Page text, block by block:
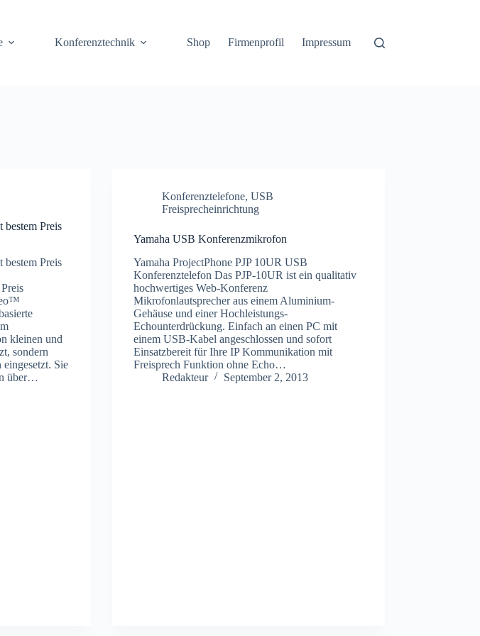
Konferenztechnik Shop Firmenprofil Impressum
bestem Preis
bestem Preis
kleinen und
sondern
Sie
über…
Konferenztelefone,USB
Freisprecheinrichtung
Yamaha USB Konferenzmikrofon
Yamaha ProjectPhone PJP 10UR USB
Konferenztelefon Das PJP-10UR ist ein qualitativ
hochwertiges Web-Konferenz
Mikrofonlautsprecher aus einem Aluminium-
Gehäuse und einer Hochleistungs-
Echounterdrückung. Einfach an einen PC mit
einem USB-Kabel angeschlossen und sofort
Einsatzbereit für Ihre IP Kommunikation mit
Freisprech Funktion ohne Echo…
Redakteur
September 2, 2013